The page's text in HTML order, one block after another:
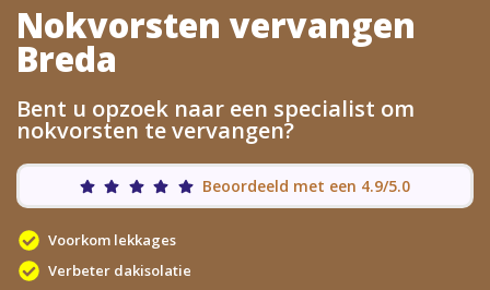
Nokvorsten vervangen
Breda
Bent u opzoek naar een specialist om
nokvorsten te vervangen?
Beoordeeld met een 4.9/5.0
Voorkom lekkages
Verbeter dakisolatie